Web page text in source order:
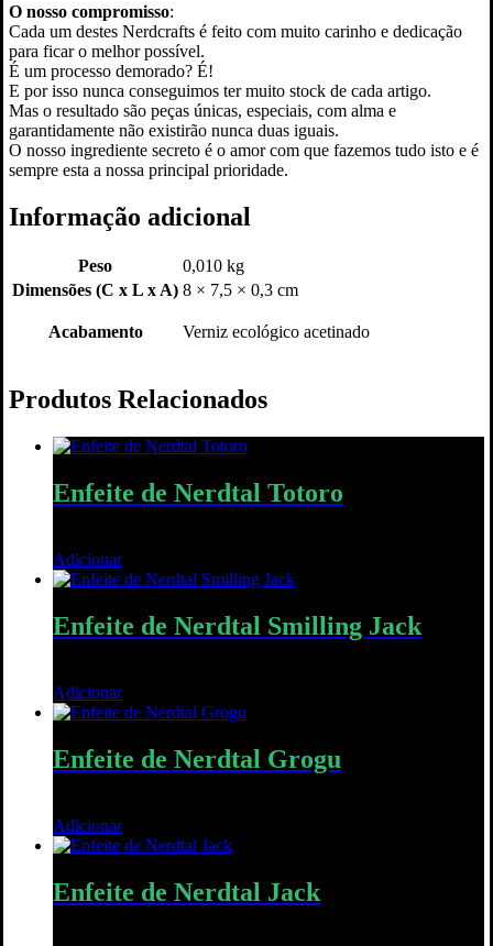
O nosso compromisso:
Cada um destes Nerdcrafts é feito com muito carinho e dedicação
para ficar o melhor possível.
É um processo demorado? É!
E por isso nunca conseguimos ter muito stock de cada artigo.
Mas o resultado são peças únicas, especiais, com alma e
garantidamente não existirão nunca duas iguais.
O nosso ingrediente secreto é o amor com que fazemos tudo isto e é
sempre esta a nossa principal prioridade.
Informação adicional
Peso
0,010 kg
Dimensões (C x L x A) 8 × 7,5 × 0,3 cm
Acabamento Verniz ecológico acetinado
Produtos Relacionados
Enfeite de Nerdtal Totoro
Adicionar
Enfeite de Nerdtal Smilling Jack
Adicionar
Enfeite de Nerdtal Grogu
Adicionar
Enfeite de Nerdtal Jack